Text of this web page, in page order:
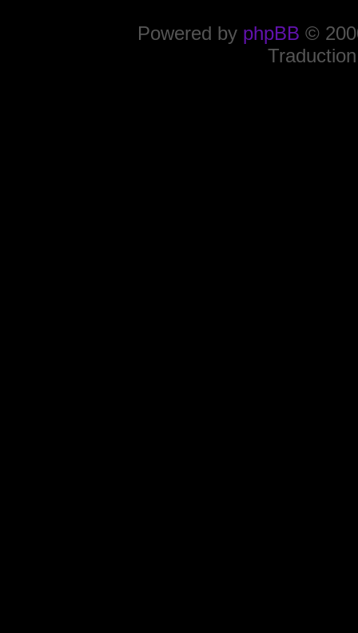
Powered by phpBB ©